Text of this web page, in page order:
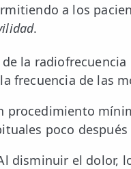
a los
.
la
frecuencia de las
procedimiento
poco
disminuir el dolor,